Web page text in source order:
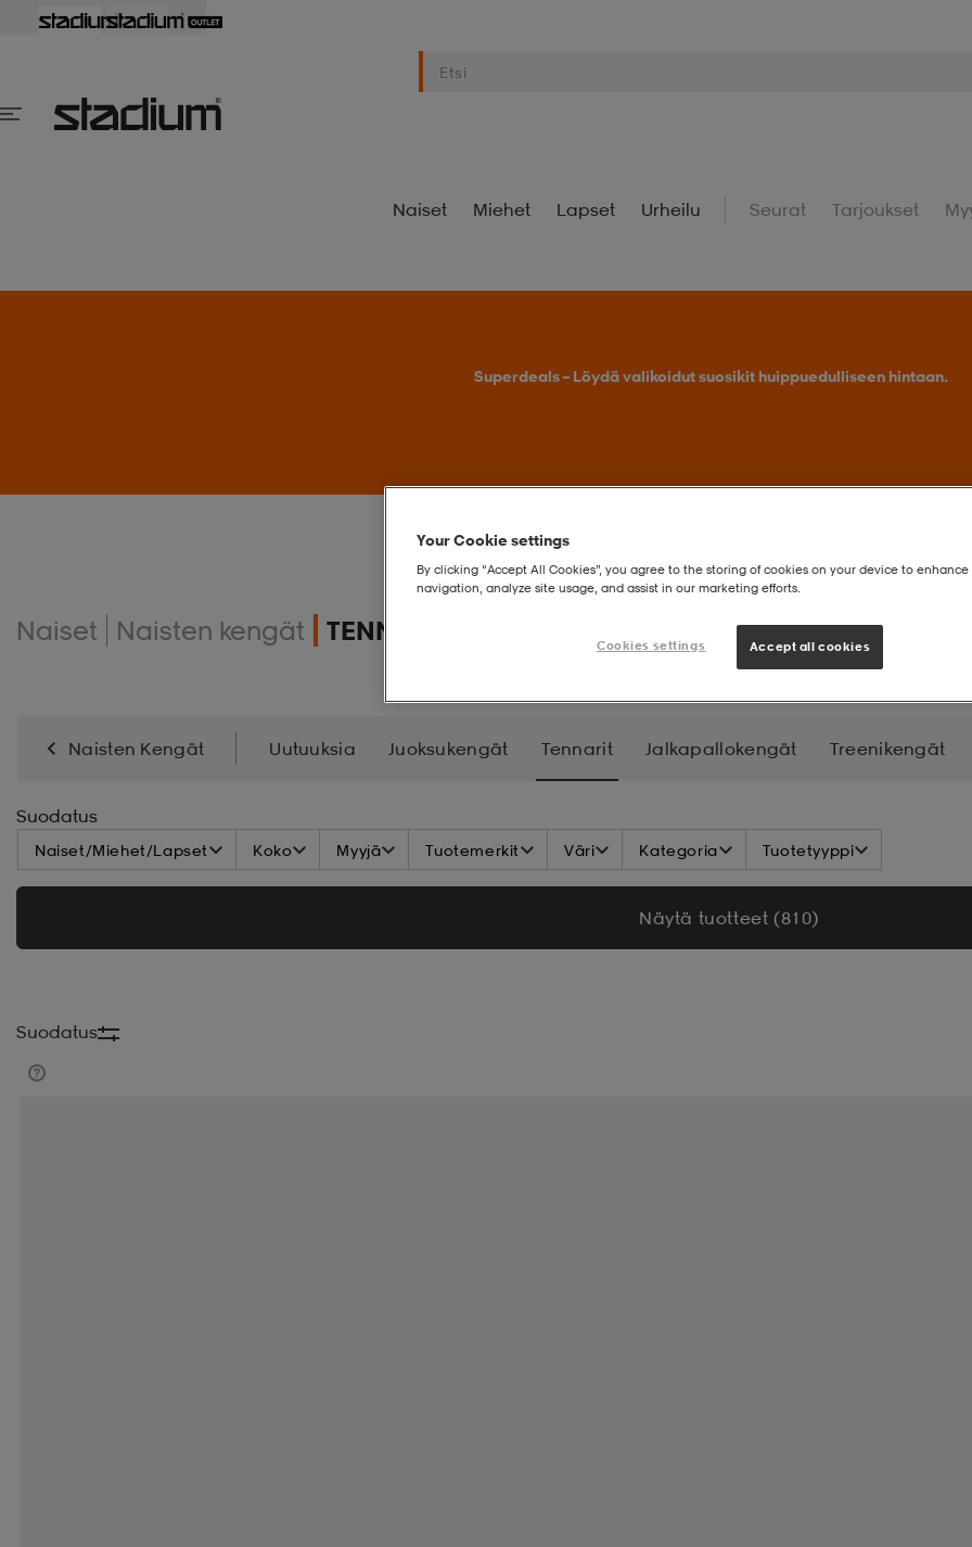
Naiset Miehet Lapset Urheilu Seurat Tarjoukset
Superdeals – Löydä valikoidut suosikit huippuedulliseen hintaan.
Naiset Naisten kengät TENNARIT
Naisten Kengät Uutuuksia Juoksukengät Tennarit Jalkapallokengät Treenikengät
Pyöräilykengät
Suodatus
Naiset/Miehet/Lapset Koko Myyjä Tuotemerkit Väri Kategoria Tuotetyyppi
Näytä tuotteet (810)
Suodatus
Your Cookie settings
By clicking “Accept All Cookies”, you agree to the storing of cookies on your device to enhance
navigation, analyze site usage, and assist in our marketing efforts.
Cookies settings Accept all cookies